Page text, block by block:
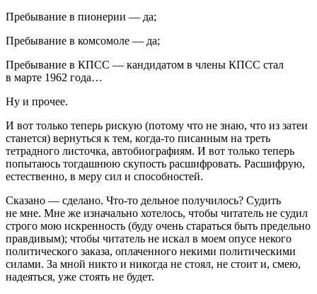
Пребывание в пионерии — да;
Пребывание в комсомоле — да;
Пребывание в КПСС — кандидатом в члены КПСС стал
в марте 1962 года…
Ну и прочее.
И вот только теперь рискую (потому что не знаю, что из затеи
станется) вернуться к тем, когда-то писанным на треть
тетрадного листочка, автобиографиям. И вот только теперь
попытаюсь тогдашнюю скупость расшифровать. Расшифрую,
естественно, в меру сил и способностей.
Сказано — сделано. Что-то дельное получилось? Судить
не мне. Мне же изначально хотелось, чтобы читатель не судил
строго мою искренность (буду очень стараться быть предельно
правдивым); чтобы читатель не искал в моем опусе некого
политического заказа, оплаченного некими политическими
силами. За мной никто и никогда не стоял, не стоит и, смею,
надеяться, уже стоять не будет.